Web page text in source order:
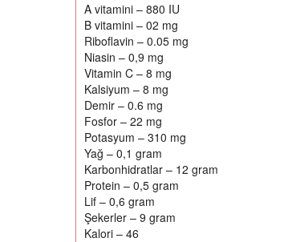
A vitamini – 880 IU
B vitamini – 02 mg
Riboflavin – 0.05 mg
Niasin – 0,9 mg
Vitamin C – 8 mg
Kalsiyum – 8 mg
Demir – 0.6 mg
Fosfor – 22 mg
Potasyum – 310 mg
Yağ – 0,1 gram
Karbonhidratlar – 12 gram
Protein – 0,5 gram
Lif – 0,6 gram
Şekerler – 9 gram
Kalori – 46